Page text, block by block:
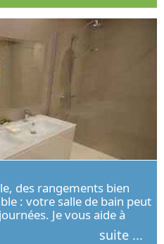
des rangements bien
: votre salle de bain peut
Je vous aide à
confortable et adapté à
suite ...